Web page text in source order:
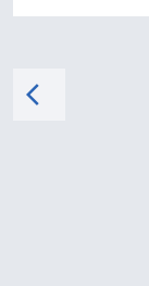
arrow_back_ios